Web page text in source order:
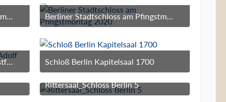
Berliner Stadtschloss am Pfingstmontag 2020 Berliner Stadtschloss am Pfingstmontag 2020
2. Juni 2020 um 09:53
Dom Stadtschloss Spreeseite Ostfassade Berlin 1903 Farbfoto Adolf Miethe Schloß Berlin Kapitelsaal 1700
3. März 2017 um 15:59
Rittersaal_Schloss Berlin 5
3. März 2017 um 15:59